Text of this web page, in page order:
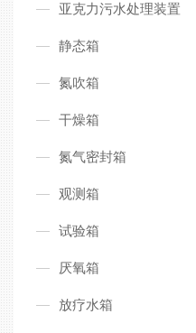
亚克力污水处理装置
静态箱
氮吹箱
干燥箱
氮气密封箱
观测箱
试验箱
厌氧箱
放疗水箱